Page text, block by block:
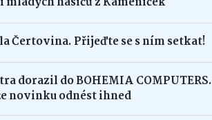
Čertovina. Přijeďte se s ním setkat!
dorazil do BOHEMIA COMPUTERS.
novinku odnést ihned